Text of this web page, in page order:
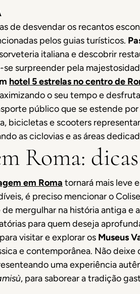
de desvendar os recantos
pelos guias turísticos.
italiana e descobrir
surpreender pela
hotel 5 estrelas no centro de
o seu tempo e
público que se estende
bicicletas e scooters
as ciclovias e as áreas
Roma:
em Roma tornará mais leve
é preciso mencionar o
mergulhar na história antiga e
para quem deseja
visitar e explorar os Museus
e contemporânea. Não
uma experiência
, para saborear a tradição